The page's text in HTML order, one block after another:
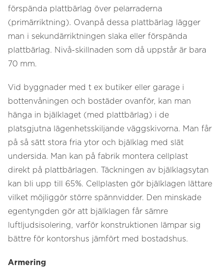
förspända plattbärlag över pelarraderna
(primärriktning). Ovanpå dessa plattbärlag lägger
man i sekundärriktningen slaka eller förspända
plattbärlag. Nivå-skillnaden som då uppstår är bara
70 mm.
Vid byggnader med t ex butiker eller garage i
bottenvåningen och bostäder ovanför, kan man
hänga in bjälklaget (med plattbärlag) i de
platsgjutna lägenhetsskiljande väggskivorna. Man får
på så sätt stora fria ytor och bjälklag med slät
undersida. Man kan på fabrik montera cellplast
direkt på plattbärlagen. Täckningen av bjälklagsytan
kan bli upp till 65%. Cellplasten gör bjälklagen lättare
vilket möjliggör större spännvidder. Den minskade
egentyngden gör att bjälklagen får sämre
luftljudsisolering, varför konstruktionen lämpar sig
bättre för kontorshus jämfört med bostadshus.
Armering